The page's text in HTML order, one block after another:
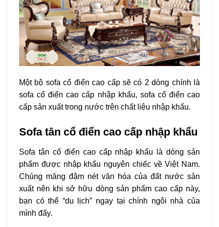
Một bộ sofa cổ điển cao cấp sẽ có 2 dòng chính là
sofa cổ điển cao cấp nhập khẩu, sofa cổ điển cao
cấp sản xuất trong nước trên chất liệu nhập khẩu.
Sofa tân cổ điển cao cấp nhập khẩu
Sofa tân cổ điển cao cấp nhập khẩu là dòng sản
phẩm được nhập khẩu nguyên chiếc về Việt Nam.
Chúng măng đậm nét văn hóa của đất nước sản
xuất nên khi sở hữu dòng sản phẩm cao cấp này,
bạn có thể “du lịch” ngay tại chính ngôi nhà của
mình đấy.